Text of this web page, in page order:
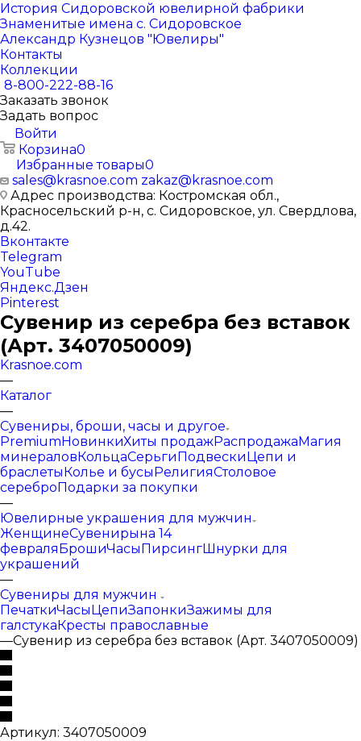
История Сидоровской ювелирной фабрики
Знаменитые имена с. Сидоровское
Александр Кузнецов "Ювелиры"
Контакты
Коллекции
8-800-222-88-16
Заказать звонок
Задать вопрос
Войти
Корзина0
Избранные товары0
sales@krasnoe.com zakaz@krasnoe.com
Адрес производства: Костромская обл.,
Красносельский р-н, с. Сидоровское, ул. Свердлова,
д.42.
Вконтакте
Telegram
YouTube
Яндекс.Дзен
Pinterest
Сувенир из серебра без вставок
(Арт. 3407050009)
Krasnoe.com
—
Каталог
—
Сувениры, броши, часы и другое
PremiumНовинкиХиты продажРаспродажаМагия
минераловКольцаСерьгиПодвескиЦепи и
браслетыКолье и бусыРелигияСтоловое
сереброПодарки за покупки
—
Ювелирные украшения для мужчин
ЖенщинеСувенирына 14
февраляБрошиЧасыПирсингШнурки для
украшений
—
Сувениры для мужчин
ПечаткиЧасыЦепиЗапонкиЗажимы для
галстукаКресты православные
—Сувенир из серебра без вставок (Арт. 3407050009)
Артикул: 3407050009